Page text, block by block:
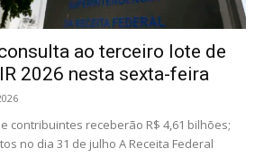
ao terceiro lote de
2026 nesta sexta-feira
contribuintes receberão R$ 4,61 bilhões;
no dia 31 de julho A Receita Federal